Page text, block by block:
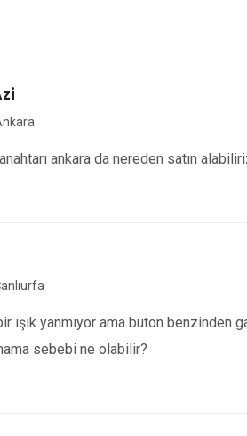
ankara da nereden satın
ışık yanmıyor ama buton
sebebi ne olabilir?